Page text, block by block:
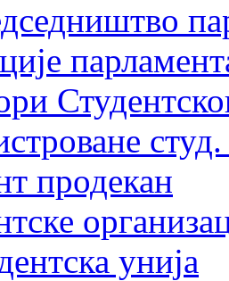
продекан
унија